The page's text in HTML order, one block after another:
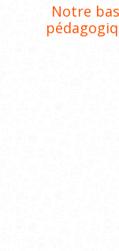
Notre